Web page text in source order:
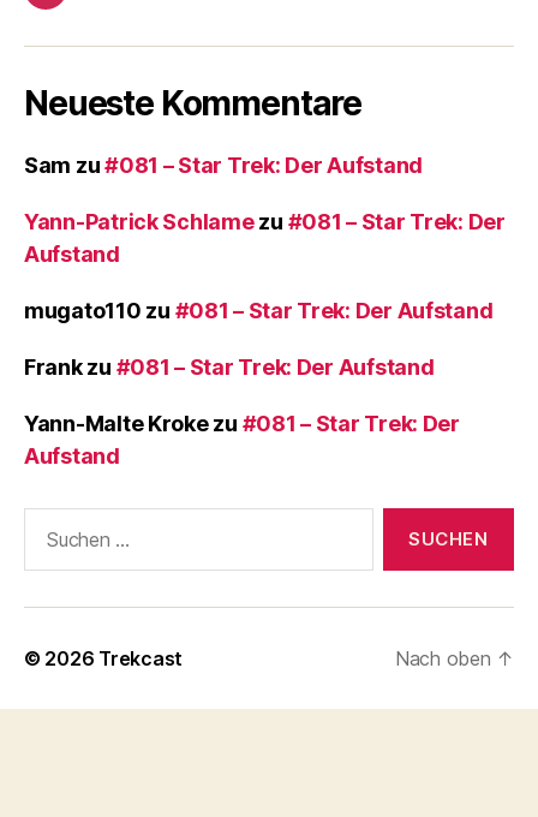
Neueste Kommentare
Sam zu#081 – Star Trek: Der Aufstand
Yann-Patrick Schlamezu #081 – Star Trek: Der
Aufstand
mugato110 zu #081 – Star Trek: Der Aufstand
Frankzu #081 – Star Trek: Der Aufstand
Yann-Malte Krokezu #081 – Star Trek: Der
Aufstand
nach:
© 2026 Trekcast Nach oben ↑